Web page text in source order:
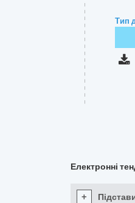
Тип
Електронні
+